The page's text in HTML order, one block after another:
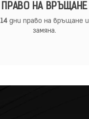
ПРАВО НА ВРЪЩАНЕ
14дни право на връщане и
замяна.